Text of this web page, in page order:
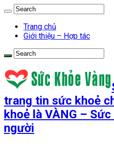
Trang chủ
Giới thiệu – Hợp tác
trang tin sức khoẻ
khoẻ là VÀNG –
người